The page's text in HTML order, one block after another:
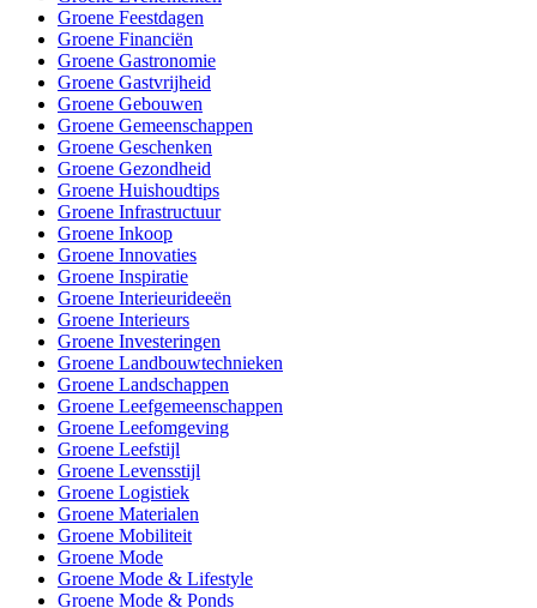
Groene Feestdagen
Groene Financiën
Groene Gastronomie
Groene Gastvrijheid
Groene Gebouwen
Groene Gemeenschappen
Groene Geschenken
Groene Gezondheid
Groene Huishoudtips
Groene Infrastructuur
Groene Inkoop
Groene Innovaties
Groene Inspiratie
Groene Interieurideeën
Groene Interieurs
Groene Investeringen
Groene Landbouwtechnieken
Groene Landschappen
Groene Leefgemeenschappen
Groene Leefomgeving
Groene Leefstijl
Groene Levensstijl
Groene Logistiek
Groene Materialen
Groene Mobiliteit
Groene Mode
Groene Mode & Lifestyle
Groene Mode & Ponds